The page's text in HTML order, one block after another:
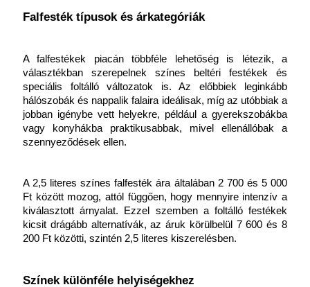
Falfesték típusok és árkategóriák
A falfestékek piacán többféle lehetőség is létezik, a
választékban szerepelnek színes beltéri festékek és
speciális foltálló változatok is. Az előbbiek leginkább
hálószobák és nappalik falaira ideálisak, míg az utóbbiak a
jobban igénybe vett helyekre, például a gyerekszobákba
vagy konyhákba praktikusabbak, mivel ellenállóbak a
szennyeződések ellen.
A 2,5 literes színes falfesték ára általában 2 700 és 5 000
Ft között mozog, attól függően, hogy mennyire intenzív a
kiválasztott árnyalat. Ezzel szemben a foltálló festékek
kicsit drágább alternatívák, az áruk körülbelül 7 600 és 8
200 Ft közötti, szintén 2,5 literes kiszerelésben.
Színek különféle helyiségekhez